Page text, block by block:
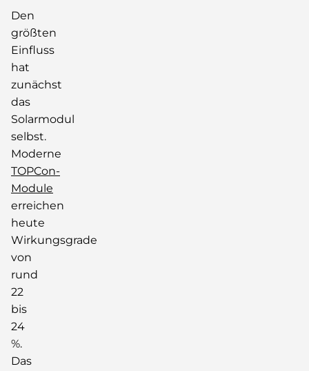
Den
größten
Einfluss
hat
zunächst
das
Solarmodul
selbst.
Moderne
TOPCon-
Module
erreichen
heute
Wirkungsgrade
von
rund
22
bis
24
%.
Das